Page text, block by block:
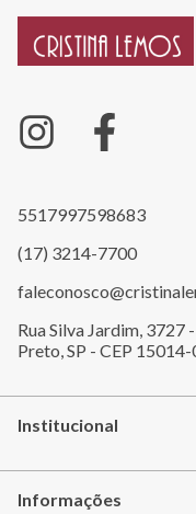
5517997598683
(17) 3214-7700
Rua Silva Jardim, 3727
Preto, SP - CEP
Institucional
Informações